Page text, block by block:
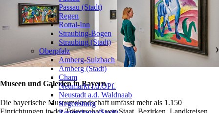
Museen und Galerien in Bayern
Die bayerische Museumslandschaft umfasst mehr als 1.150
Einrichtungen in der Trägerschaft von Staat, Bezirken, Landkreisen,
Passau (Stadt)
Regen
Rottal-Inn
Straubing-Bogen
Straubing (Stadt)
Oberpfalz
❯
Amberg-Sulzbach
Amberg (Stadt)
Cham
Neumarkt i.d.OPf.
Neustadt a.d. Waldnaab
Regensburg